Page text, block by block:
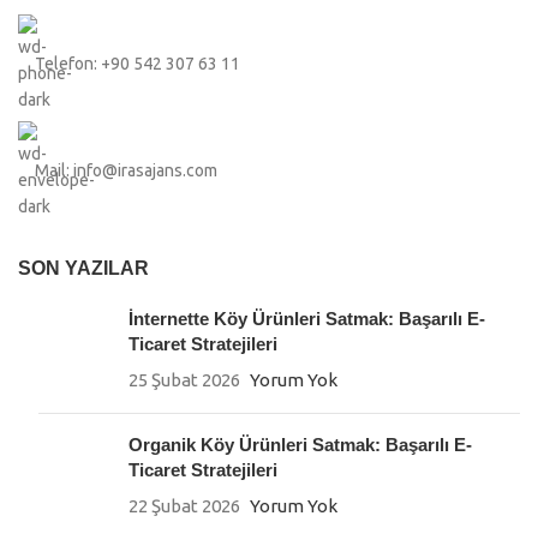
Telefon: +90 542 307 63 11
Mail: info@irasajans.com
SON YAZILAR
İnternette Köy Ürünleri Satmak: Başarılı E-
Ticaret Stratejileri
25 Şubat 2026 Yorum Yok
Organik Köy Ürünleri Satmak: Başarılı E-
Ticaret Stratejileri
22 Şubat 2026 Yorum Yok